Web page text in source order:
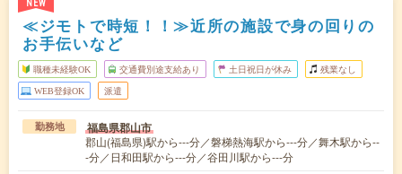
NEW
≪ジモトで時短！！≫近所の施設で身の回りの
お手伝いなど
職種未経験OK 交通費別途支給あり 土日祝日が休み 残業なし
WEB登録OK 派遣
勤務地 福島県郡山市
郡山(福島県)駅から---分／磐梯熱海駅から---分／舞木駅から--
-分／日和田駅から---分／谷田川駅から---分